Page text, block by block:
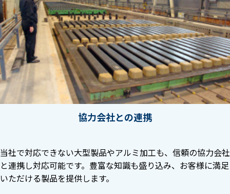
協力会社との連携
当社で対応できない大型製品やアルミ加工も、信頼の協力会社
と連携し対応可能です。豊富な知識も盛り込み、お客様に満足
いただける製品を提供します。